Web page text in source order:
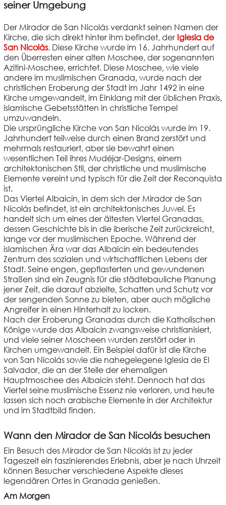
seiner Umgebung
Der Mirador de San Nicolás verdankt seinen Namen der
Kirche, die sich direkt hinter ihm befindet, der Iglesia de
San Nicolás. Diese Kirche wurde im 16. Jahrhundert auf
den Überresten einer alten Moschee, der sogenannten
Azitini-Moschee, errichtet. Diese Moschee, wie viele
andere im muslimischen Granada, wurde nach der
christlichen Eroberung der Stadt im Jahr 1492 in eine
Kirche umgewandelt, im Einklang mit der üblichen Praxis,
islamische Gebetsstätten in christliche Tempel
umzuwandeln.
Die ursprüngliche Kirche von San Nicolás wurde im 19.
Jahrhundert teilweise durch einen Brand zerstört und
mehrmals restauriert, aber sie bewahrt einen
wesentlichen Teil ihres Mudéjar-Designs, einem
architektonischen Stil, der christliche und muslimische
Elemente vereint und typisch für die Zeit der Reconquista
ist.
Das Viertel Albaicín, in dem sich der Mirador de San
Nicolás befindet, ist ein architektonisches Juwel. Es
handelt sich um eines der ältesten Viertel Granadas,
dessen Geschichte bis in die iberische Zeit zurückreicht,
lange vor der muslimischen Epoche. Während der
islamischen Ära war das Albaicín ein bedeutendes
Zentrum des sozialen und wirtschaftlichen Lebens der
Stadt. Seine engen, gepflasterten und gewundenen
Straßen sind ein Zeugnis für die städtebauliche Planung
jener Zeit, die darauf abzielte, Schatten und Schutz vor
der sengenden Sonne zu bieten, aber auch mögliche
Angreifer in einen Hinterhalt zu locken.
Nach der Eroberung Granadas durch die Katholischen
Könige wurde das Albaicín zwangsweise christianisiert,
und viele seiner Moscheen wurden zerstört oder in
Kirchen umgewandelt. Ein Beispiel dafür ist die Kirche
von San Nicolás sowie die nahegelegene Iglesia de El
Salvador, die an der Stelle der ehemaligen
Hauptmoschee des Albaicín steht. Dennoch hat das
Viertel seine muslimische Essenz nie verloren, und heute
lassen sich noch arabische Elemente in der Architektur
und im Stadtbild finden.
Wann den Mirador de San Nicolás besuchen
Ein Besuch des Mirador de San Nicolás ist zu jeder
Tageszeit ein faszinierendes Erlebnis, aber je nach Uhrzeit
können Besucher verschiedene Aspekte dieses
legendären Ortes in Granada genießen.
Am Morgen